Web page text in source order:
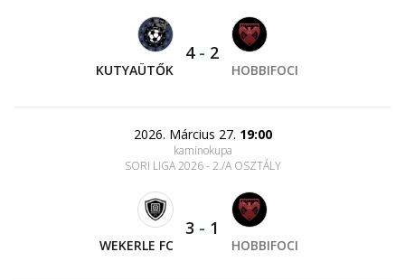
KUTYAÜTŐK
4- 2
HOBBIFOCI
2026. Március 27. 19:00
kaminokupa
SORI LIGA 2026 - 2./A OSZTÁLY
WEKERLE FC
3 - 1
HOBBIFOCI